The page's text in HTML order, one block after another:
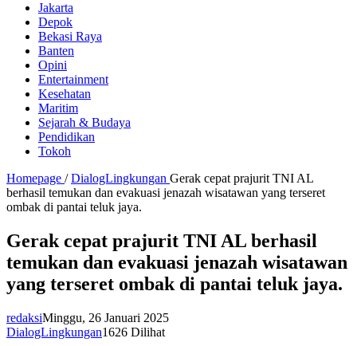
Jakarta
Depok
Bekasi Raya
Banten
Opini
Entertainment
Kesehatan
Maritim
Sejarah & Budaya
Pendidikan
Tokoh
Homepage / DialogLingkungan Gerak cepat prajurit TNI AL
berhasil temukan dan evakuasi jenazah wisatawan yang terseret
ombak di pantai teluk jaya.
Gerak cepat prajurit TNI AL berhasil
temukan dan evakuasi jenazah wisatawan
yang terseret ombak di pantai teluk jaya.
redaksiMinggu, 26 Januari 2025
DialogLingkungan1626 Dilihat